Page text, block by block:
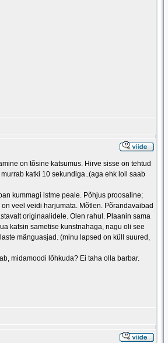
on tõsine katsumus. Hirve sisse on tehtud
katki 10 sekundiga..(aga ehk loll saab
kummagi istme peale. Põhjus proosaline;
veel veidi harjumata. Mõtlen. Põrandavaibad
originaalidele. Olen rahul. Plaanin sama
katsin sametise kunstnahaga, nagu oli see
mänguasjad. (minu lapsed on küll suured,
midamoodi lõhkuda? Ei taha olla barbar.